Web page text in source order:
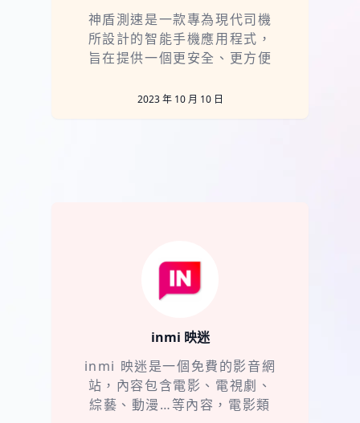
神盾測速是一款專為現代司機
所設計的智能手機應用程式，
旨在提供一個更安全、更方便
行、上
2023 年 10 月 10 日
inmi 映迷
inmi 映迷是一個免費的影音網
站，內容包含電影、電視劇、
綜藝、動漫…等內容，電影類